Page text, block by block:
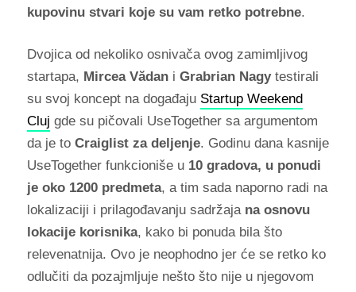
kupovinu stvari koje su vam retko potrebne.
Dvojica od nekoliko osnivača ovog zamimljivog
startapa, Mircea Vădani Grabrian Nagytestirali
su svoj koncept na događaju Startup Weekend
Cluj gde su pičovali UseTogether sa argumentom
da je to Craiglist za deljenje. Godinu dana kasnije
UseTogether funkcioniše u 10 gradova, u ponudi
je oko 1200 predmeta, a tim sada naporno radi na
lokalizaciji i prilagođavanju sadržaja na osnovu
lokacije korisnika, kako bi ponuda bila što
relevenatnija. Ovo je neophodno jer će se retko ko
odlučiti da pozajmljuje nešto što nije u njegovom